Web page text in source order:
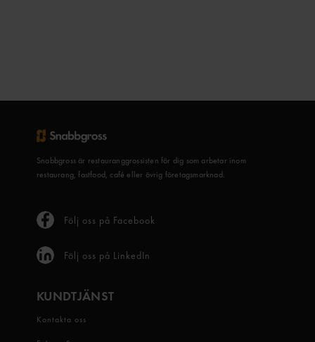
Snabbgross är restauranggrossisten för dig som arbetar inom
restaurang, fastfood, café eller övrig företagsmarknad.
Följ oss på Facebook
Följ oss på LinkedIn
KUNDTJÄNST
Kontakta oss